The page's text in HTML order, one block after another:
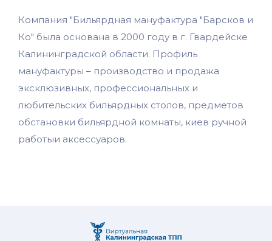
Компания "Бильярдная мануфактура "Барсков и
Ко" была основана в 2000 году в г. Гвардейске
Калининградской области. Профиль
мануфактуры – производство и продажа
эксклюзивных, профессиональных и
любительских бильярдных столов, предметов
обстановки бильярдной комнаты, киев ручной
работыи аксессуаров.